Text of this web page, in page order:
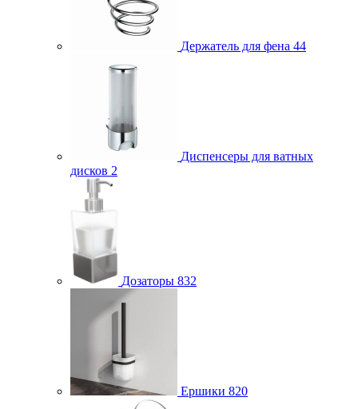
Держатель для фена 44
Диспенсеры для ватных
дисков 2
Дозаторы 832
Ершики 820